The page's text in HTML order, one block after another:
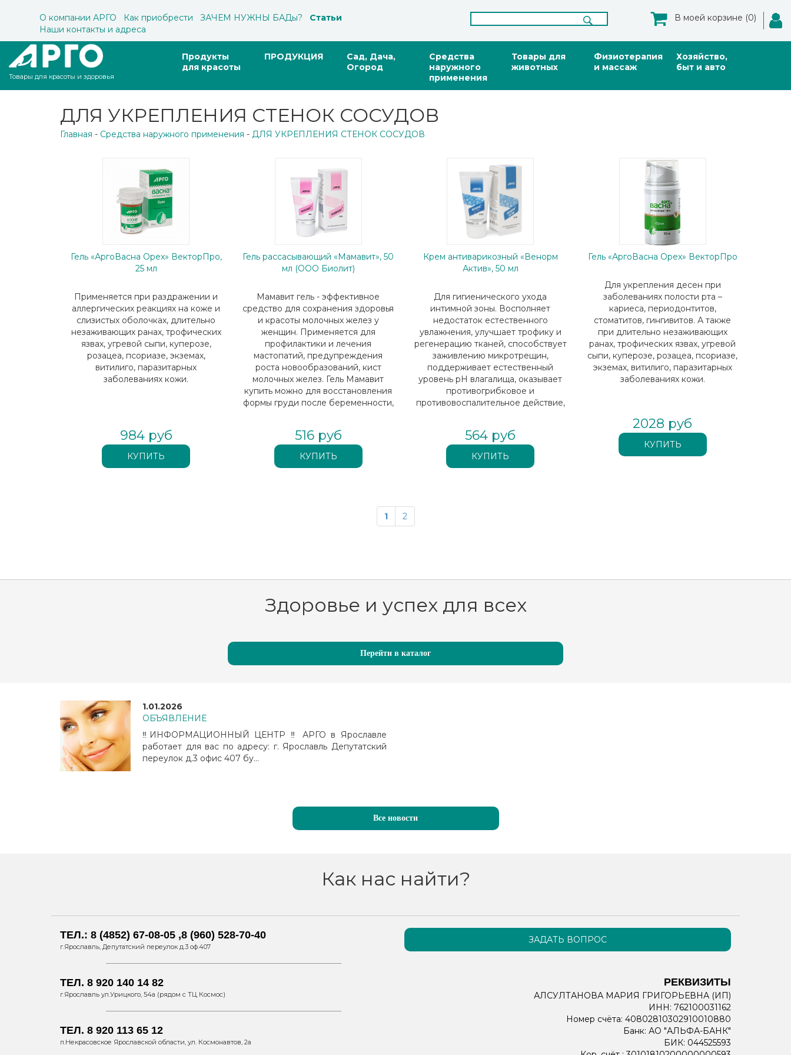
О компании АРГО Как приобрести ЗАЧЕМ НУЖНЫ БАДы?
Статьи
Наши контакты и адреса
В моей корзине (0)
Товары для красоты и здоровья
Продукты
для красоты
ПРОДУКЦИЯ
Сад, Дача,
Огород
Средства
наружного
применения
Товары для
животных
Физиотерапия
и массаж
Хозяйство,
быт и авто
ДЛЯ УКРЕПЛЕНИЯ СТЕНОК СОСУДОВ
Главная - Средства наружного применения - ДЛЯ УКРЕПЛЕНИЯ СТЕНОК СОСУДОВ
Гель «АргоВасна Орех» ВекторПро,
25 мл
Применяется при раздражении и
аллергических реакциях на коже и
слизистых оболочках, длительно
незаживающих ранах, трофических
язвах, угревой сыпи, куперозе,
розацеа, псориазе, экземах,
витилиго, паразитарных
заболеваниях кожи.
984 руб
Гель рассасывающий «Мамавит», 50
мл (ООО Биолит)
Мамавит гель - эффективное
средство для сохранения здоровья
и красоты молочных желез у
женщин. Применяется для
профилактики и лечения
мастопатий, предупреждения
роста новообразований, кист
молочных желез. Гель Мамавит
купить можно для восстановления
формы груди после беременности,
516 руб
Крем антиварикозный «Венорм
Актив», 50 мл
Для гигиенического ухода
интимной зоны. Восполняет
недостаток естественного
увлажнения, улучшает трофику и
регенерацию тканей, способствует
заживлению микротрещин,
поддерживает естественный
уровень pH влагалища, оказывает
противогрибковое и
противовоспалительное действие,
564 руб
Гель «АргоВасна Орех» ВекторПро
Для укрепления десен при
заболеваниях полости рта –
кариеса, периодонтитов,
стоматитов, гингивитов. А также
при длительно незаживающих
ранах, трофических язвах, угревой
сыпи, куперозе, розацеа, псориазе,
экземах, витилиго, паразитарных
заболеваниях кожи.
2028 руб
1 2
Здоровье и успех для всех
Перейти в каталог
1.01.2026
ОБЪЯВЛЕНИЕ
‼️ИНФОРМАЦИОННЫЙ ЦЕНТР ‼️ АРГО в Ярославле
работает для вас по адресу: г. Ярославль Депутатский
переулок д.3 офис 407 бу...
Все новости
Как нас найти?
ТЕЛ.: 8 (4852) 67-08-05 ,8 (960) 528-70-40
г.Ярославль, Депутатский переулок д.3 оф.407
ТЕЛ. 8 920 140 14 82
г.Ярославль ул.Урицкого, 54а (рядом с ТЦ Космос)
ТЕЛ. 8 920 113 65 12
п.Некрасовское Ярославской области, ул. Космонавтов, 2а
ЗАДАТЬ ВОПРОС
РЕКВИЗИТЫ
АЛСУЛТАНОВА МАРИЯ ГРИГОРЬЕВНА (ИП)
ИНН: 762100031162
Номер счёта: 40802810302910010880
Банк: АО "АЛЬФА-БАНК"
БИК: 044525593